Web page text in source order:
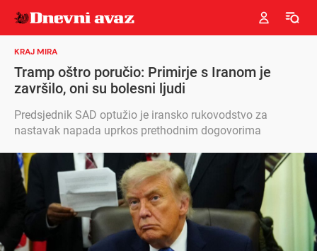
KRAJ MIRA
Tramp oštro poručio: Primirje s Iranom je
završilo, oni su bolesni ljudi
Predsjednik SAD optužio je iransko rukovodstvo za
nastavak napada uprkos prethodnim dogovorima